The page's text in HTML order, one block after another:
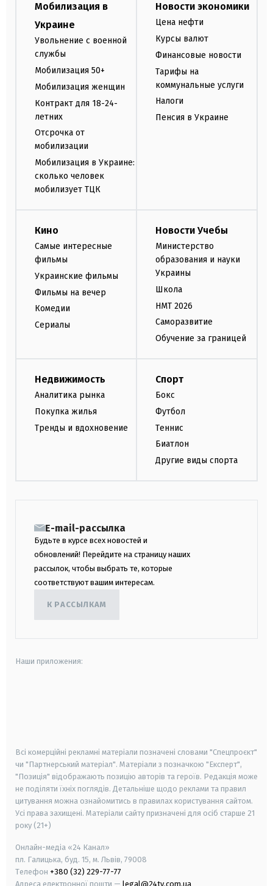
Мобилизация в
Украине
Увольнение с военной
службы
Мобилизация 50+
Мобилизация женщин
Контракт для 18-24-
летних
Отсрочка от
мобилизации
Мобилизация в Украине:
сколько человек
мобилизует ТЦК
Новости экономики
Цена нефти
Курсы валют
Финансовые новости
Тарифы на
коммунальные услуги
Налоги
Пенсия в Украине
Кино
Самые интересные
фильмы
Украинские фильмы
Фильмы на вечер
Комедии
Сериалы
Новости Учебы
Министерство
образования и науки
Украины
Школа
НМТ 2026
Саморазвитие
Обучение за границей
Недвижимость
Аналитика рынка
Покупка жилья
Тренды и вдохновение
Спорт
Бокс
Футбол
Теннис
Биатлон
Другие виды спорта
E-mail-рассылка
Будьте в курсе всех новостей и
обновлений! Перейдите на страницу наших
рассылок, чтобы выбрать те, которые
соответствуют вашим интересам.
К РАССЫЛКАМ
Наши приложения:
Всі комерційні рекламні матеріали позначені словами "Спецпроєкт"
чи "Партнерський матеріал". Матеріали з позначкою "Експерт",
"Позиція" відображають позицію авторів та героїв. Редакція може
не поділяти їхніх поглядів. Детальніше щодо реклами та правил
цитування можна ознайомитись в правилах користування сайтом.
Усі права захищені. Матеріали сайту призначені для осіб старше 21
року (21+)
Онлайн-медіа «24 Канал»
пл. Галицька, буд. 15, м. Львів, 79008
Телефон +380 (32) 229-77-77
Адреса електронної пошти — legal@24tv.com.ua